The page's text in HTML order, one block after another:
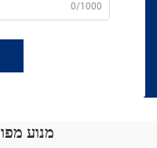
0/1000
מנוע